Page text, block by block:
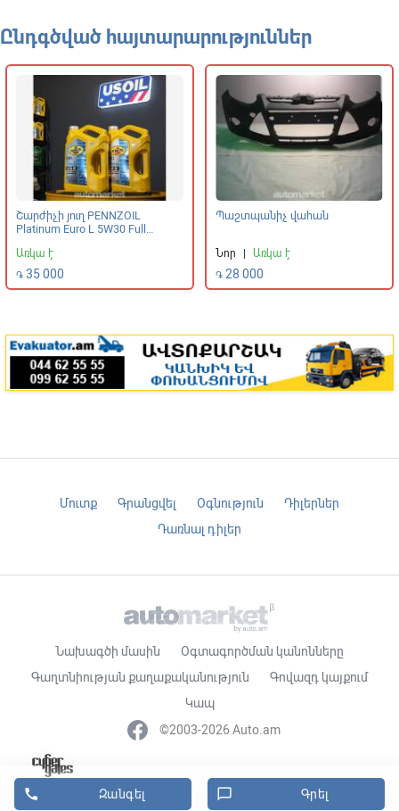
 Զանգել chat_bubble_outline Գրել
Ընդգծված հայտարարություններ
Շարժիչի յուղ PENNZOIL
Platinum Euro L 5W30 Full
Առկա է
֏ 35 000
Պաշտպանիչ վահան
Նոր | Առկա է
֏ 28 000
Մուտք Գրանցվել Օգնություն
Դիլերներ
Դառնալ դիլեր
Նախագծի մասին
Օգտագործման կանոնները
Գաղտնիության քաղաքականություն
Գովազդ կայքում
Կապ
©2003-2026 Auto.am